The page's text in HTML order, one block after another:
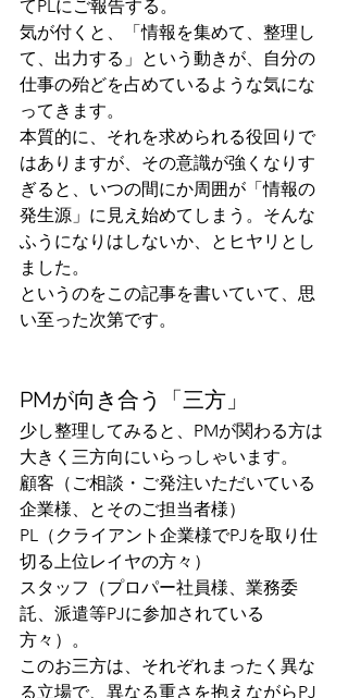
てPLにご報告する。
気が付くと、「情報を集めて、整理し
て、出力する」という動きが、自分の
仕事の殆どを占めているような気にな
ってきます。
本質的に、それを求められる役回りで
はありますが、その意識が強くなりす
ぎると、いつの間にか周囲が「情報の
発生源」に見え始めてしまう。そんな
ふうになりはしないか、とヒヤリとし
ました。
というのをこの記事を書いていて、思
い至った次第です。
PMが向き合う「三方」
少し整理してみると、PMが関わる方は
大きく三方向にいらっしゃいます。
顧客（ご相談・ご発注いただいている
企業様、とそのご担当者様）
PL（クライアント企業様でPJを取り仕
切る上位レイヤの方々）
スタッフ（プロパー社員様、業務委
託、派遣等PJに参加されている
方々）。
このお三方は、それぞれまったく異な
る立場で、異なる重さを抱えながらPJ